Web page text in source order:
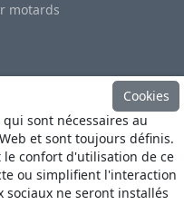
motards
GmbH. All Rights
Cookies
sont nécessaires au
et sont toujours définis.
le confort d'utilisation de ce
ou simplifient l'interaction
sociaux ne seront installés